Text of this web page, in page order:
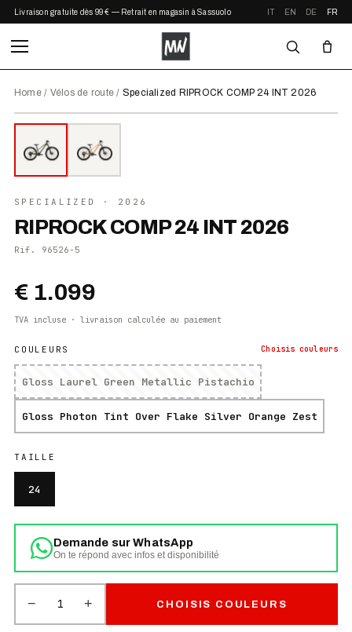
Livraison gratuite dès 99 € — Retrait en magasin à Sassuolo IT EN DE FR
Home/ Vélos de route / Specialized RIPROCK COMP 24 INT 2026
⤢ ZOOM
SPECIALIZED · 2026
RIPROCK COMP 24 INT 2026
Rif. 96526-5
€ 1.099
TVA incluse · livraison calculée au paiement
COULEURS Choisis couleurs
Gloss Laurel Green Metallic Pistachio
Gloss Photon Tint Over Flake Silver Orange Zest
TAILLE
24
Demande sur WhatsApp
On te répond avec infos et disponibilité
− 1 + CHOISIS COULEURS